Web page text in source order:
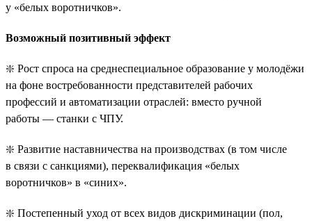
у «белых воротничков».
Возможный позитивный эффект
❇️ Рост спроса на среднеспециальное образование у молодёжи
на фоне востребованности представителей рабочих
профессий и автоматизации отраслей: вместо ручной
работы — станки с ЧПУ.
❇️ Развитие наставничества на производствах (в том числе
в связи с санкциями), переквалификация «белых
воротничков» в «синих».
❇️ Постепенный уход от всех видов дискриминации (пол,